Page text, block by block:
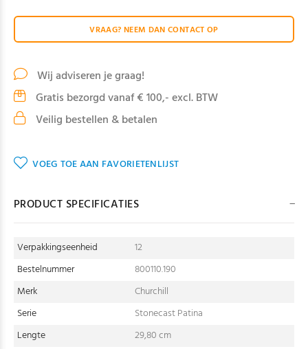
VRAAG? NEEM DAN CONTACT OP
Wij adviseren je graag!
Gratis bezorgd vanaf € 100,- excl. BTW
Veilig bestellen & betalen
VOEG TOE AAN FAVORIETENLIJST
PRODUCT SPECIFICATIES
Verpakkingseenheid
12
Bestelnummer
800110.190
Merk
Churchill
Serie
Stonecast Patina
Lengte
29,80 cm